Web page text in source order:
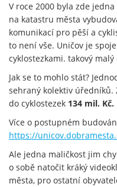
V roce 2000 byla zde
na katastru města
komunikací pro pěší a
to není vše. Uničov je
cyklostezkami. takový
Jak se to mohlo stát?
sehraný kolektiv úředníků.
do cyklostezek 134 mil. Kč.
Více o postupném
https://
Ale jedna maličkost jim
o sobě natočit kráký
města, pro ostatní